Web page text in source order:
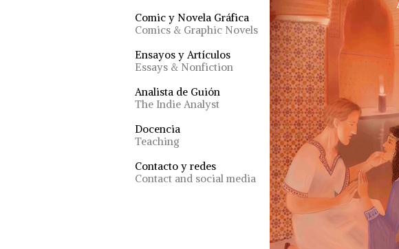
Comic y Novela Gráfica
Comics & Graphic Novels
Ensayos y Artículos
Essays & Nonfiction
Analista de Guión
The Indie Analyst
Docencia
Teaching
Contacto y redes
Contact and social media